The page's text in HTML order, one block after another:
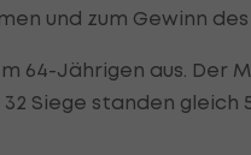
und zum Gewinn des
64-Jährigen aus. Der
Siege standen gleich